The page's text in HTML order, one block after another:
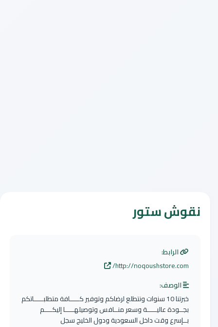
نقوش ستور
الرابط:
http://noqoushstore.com/
الوصف:
خبرتنا 10 سنوات ونتطلع لرضاكم وتوفير كـــــافة متطلبـــــاتكم
بجــودة عاليـــــة وسعر منــافس وتوصيلهـــــا إليكــــم
بــإسرع وقت داخل السعودية ودول الخليج سجل